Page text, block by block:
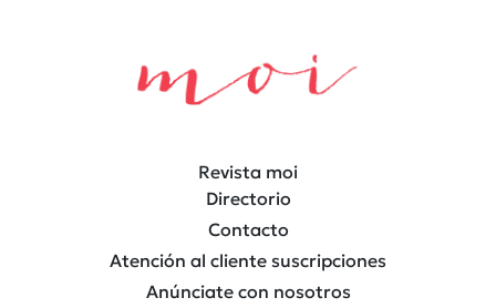
Revista moi
Directorio
Contacto
Atención al cliente suscripciones
Anúnciate con nosotros